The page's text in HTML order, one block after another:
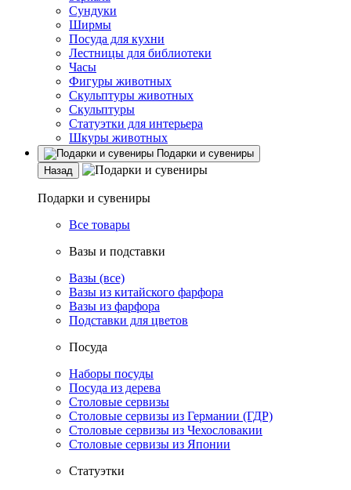
Сундуки
Ширмы
Посуда для кухни
Лестницы для библиотеки
Часы
Фигуры животных
Скульптуры животных
Скульптуры
Статуэтки для интерьера
Шкуры животных
Подарки и сувениры
Назад
Подарки и сувениры
Все товары
Вазы и подставки
Вазы (все)
Вазы из китайского фарфора
Вазы из фарфора
Подставки для цветов
Посуда
Наборы посуды
Посуда из дерева
Столовые сервизы
Столовые сервизы из Германии (ГДР)
Столовые сервизы из Чехословакии
Столовые сервизы из Японии
Статуэтки